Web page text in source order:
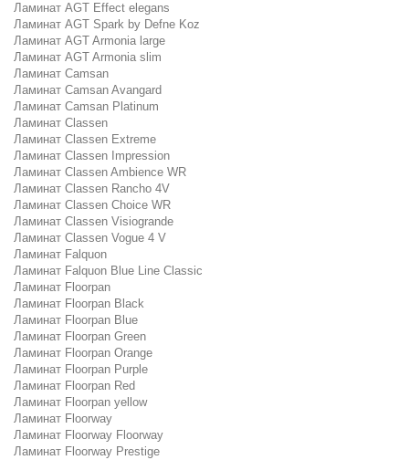
Ламинат AGT Effect elegans
Ламинат AGT Spark by Defne Koz
Ламинат AGT Armonia large
Ламинат AGT Armonia slim
Ламинат Camsan
Ламинат Camsan Avangard
Ламинат Camsan Platinum
Ламинат Classen
Ламинат Classen Extreme
Ламинат Classen Impression
Ламинат Classen Ambience WR
Ламинат Classen Rancho 4V
Ламинат Classen Choice WR
Ламинат Classen Visiogrande
Ламинат Classen Vogue 4 V
Ламинат Falquon
Ламинат Falquon Blue Line Classic
Ламинат Floorpan
Ламинат Floorpan Black
Ламинат Floorpan Blue
Ламинат Floorpan Green
Ламинат Floorpan Orange
Ламинат Floorpan Purple
Ламинат Floorpan Red
Ламинат Floorpan yellow
Ламинат Floorway
Ламинат Floorway Floorway
Ламинат Floorway Prestige